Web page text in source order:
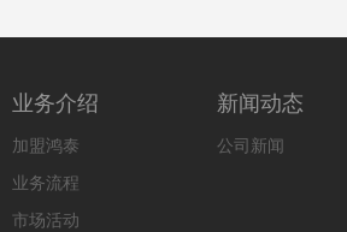
业务介绍
加盟鸿泰
业务流程
市场活动
新闻动态
公司新闻